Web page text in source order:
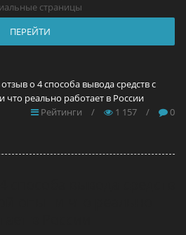
страницы
ПЕРЕЙТИ
о 4 способа вывода средств с
что реально работает в России
Рейтинги
/ 1 157 / 0